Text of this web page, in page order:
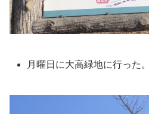
月曜日に大高緑地に行った